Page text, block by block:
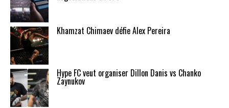
Khamzat Chimaev défie Alex Pereira
Hype FC veut organiser Dillon Danis vs Chanko
Zaynukov